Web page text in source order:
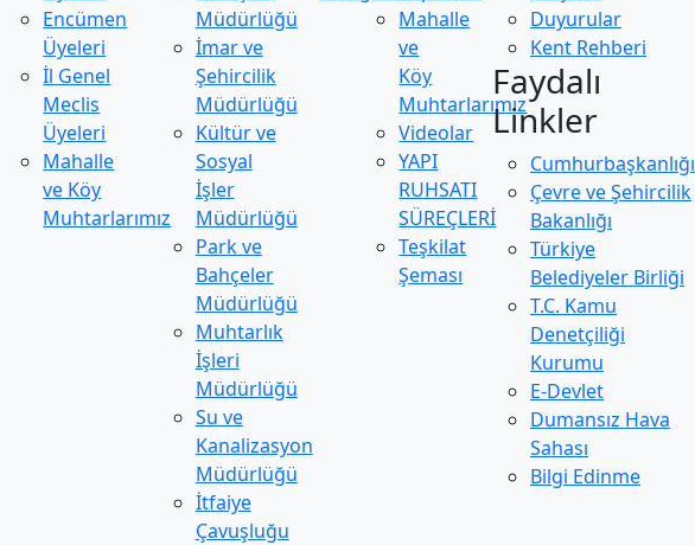
Encümen
Üyeleri
İl Genel
Meclis
Üyeleri
Mahalle
ve Köy
Muhtarlarımız
Müdürlüğü
İmar ve
Şehircilik
Müdürlüğü
Kültür ve
Sosyal
İşler
Müdürlüğü
Park ve
Bahçeler
Müdürlüğü
Muhtarlık
İşleri
Müdürlüğü
Su ve
Kanalizasyon
Müdürlüğü
İtfaiye
Çavuşluğu
Mahalle
ve
Köy
Muhtarlarımız
Videolar
YAPI
RUHSATI
SÜREÇLERİ
Teşkilat
Şeması
Duyurular
Kent Rehberi
Faydalı
Linkler
Cumhurbaşkanlığı
Çevre ve Şehircilik
Bakanlığı
Türkiye
Belediyeler Birliği
T.C. Kamu
Denetçiliği
Kurumu
E-Devlet
Dumansız Hava
Sahası
Bilgi Edinme